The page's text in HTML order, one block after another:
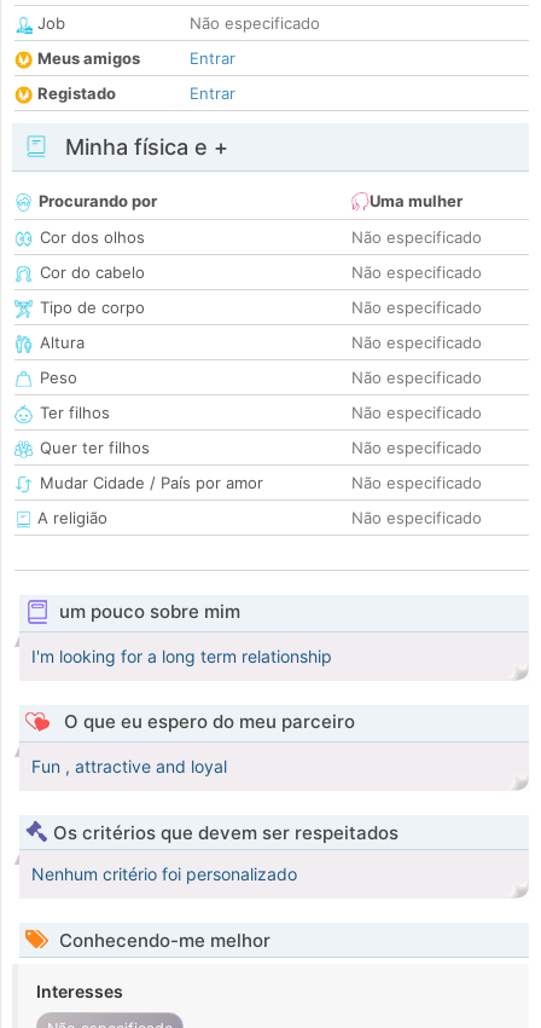
Job
Não especificado
Meus amigos
Entrar
Registado
Entrar
Minha física e +
Procurando por
Uma mulher
Cor dos olhos
Não especificado
Cor do cabelo
Não especificado
Tipo de corpo
Não especificado
Altura
Não especificado
Peso
Não especificado
Ter filhos
Não especificado
Quer ter filhos
Não especificado
Mudar Cidade / País por amor
Não especificado
A religião
Não especificado
um pouco sobre mim
I'm looking for a long term relationship
O que eu espero do meu parceiro
Fun , attractive and loyal
Os critérios que devem ser respeitados
Nenhum critério foi personalizado
Conhecendo-me melhor
Interesses